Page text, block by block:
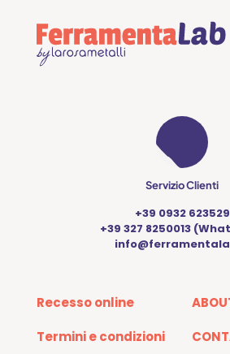
Servizio Clienti
+39 0932 623529
+39 327 8250013
Recesso online
Termini e condizioni